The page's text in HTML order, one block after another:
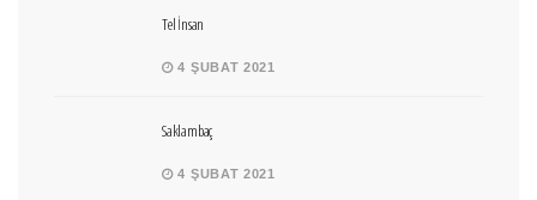
Tel İnsan
4 ŞUBAT 2021
Saklambaç
4 ŞUBAT 2021